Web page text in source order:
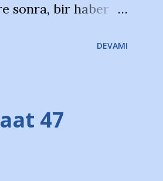
sonra, bir haber
İstanbul
şehrinde
DEVAMI
47